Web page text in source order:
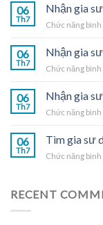
06
Th7
Nhận gia
Chức năng bình
06
Th7
Nhận gia
Chức năng bình
06
Th7
Nhận gia
Chức năng bình
06
Th7
Tìm gia sư
Chức năng bình
RECENT